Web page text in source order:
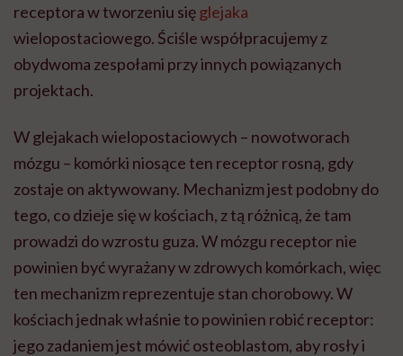
receptora w tworzeniu sięglejaka
wielopostaciowego. Ściśle współpracujemy z
obydwoma zespołami przy innych powiązanych
projektach.
W glejakach wielopostaciowych – nowotworach
mózgu – komórki niosące ten receptor rosną, gdy
zostaje on aktywowany. Mechanizm jest podobny do
tego, co dzieje się w kościach, z tą różnicą, że tam
prowadzi do wzrostu guza. W mózgu receptor nie
powinien być wyrażany w zdrowych komórkach, więc
ten mechanizm reprezentuje stan chorobowy. W
kościach jednak właśnie to powinien robić receptor:
jego zadaniem jest mówić osteoblastom, aby rosły i